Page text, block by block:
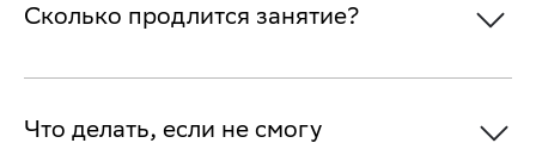
Сколько продлится занятие?
Что делать, если не смогу